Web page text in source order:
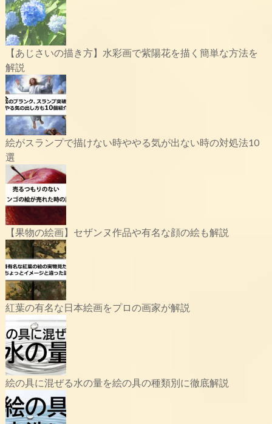
【あじさいの描き方】水彩画で紫陽花を描く簡単な方法を
解説
絵がスランプで描けない時ややる気が出ない時の対処法10
選
【果物の絵画】セザンヌ作品や有名な顔の絵も解説
紅葉の有名な日本絵画をプロの画家が解説
絵の具に混ぜる水の量を絵の具の種類別に徹底解説